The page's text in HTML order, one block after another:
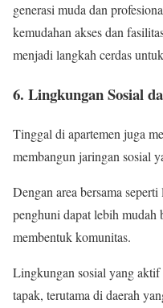
generasi muda dan
kemudahan akses dan
menjadi langkah cerdas
6. Lingkungan Sosial
Tinggal di apartemen juga
membangun jaringan sosial
Dengan area bersama
penghuni dapat lebih mudah
membentuk komunitas.
Lingkungan sosial yang
tapak, terutama di daerah